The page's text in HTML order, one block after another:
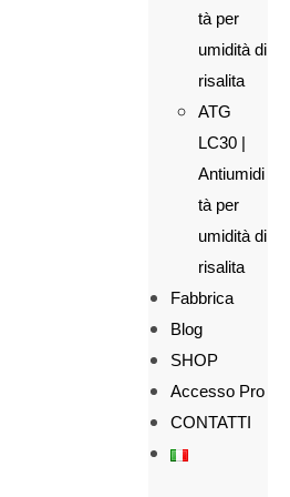
tà per
umidità di
risalita
ATG
LC30 |
Antiumidi
tà per
umidità di
risalita
Fabbrica
Blog
SHOP
Accesso Pro
CONTATTI